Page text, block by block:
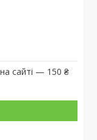
сайті — 150 ₴